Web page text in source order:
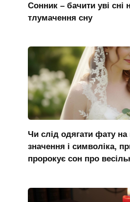
Сонник – бачити уві сні
тлумачення сну
Чи слід одягати фату на
значення і символіка,
пророкує сон про